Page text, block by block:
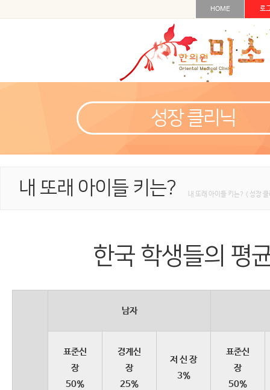
HOME 로
성장 클리닉
내 또래 아이들 키는? 내 또래 아이들 키는? < 성장
한국 학생들의 평
남자
표준신
장
50%
경계신
장
25%
저 신 장
3%
표준신
장
50%